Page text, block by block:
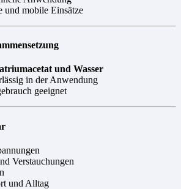
und mobile Einsätze
und Wasser
in der Anwendung
geeignet
Verstauchungen
und Alltag